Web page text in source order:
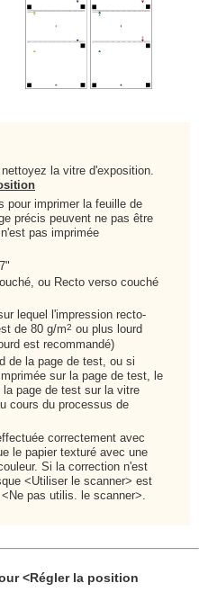
la vitre d'exposition.
pour imprimer la feuille de
précis peuvent ne pas être
pas imprimée
ou Recto verso couché
lequel l'impression recto-
de 80 g/m2 ou plus lourd
est recommandé)
de la page de test, ou si
sur la page de test, le
page de test sur la vitre
cours du processus de
correctement avec
le papier texturé avec une
Si la correction n'est
<Utiliser le scanner> est
pas utilis. le scanner>.
<Régler la position